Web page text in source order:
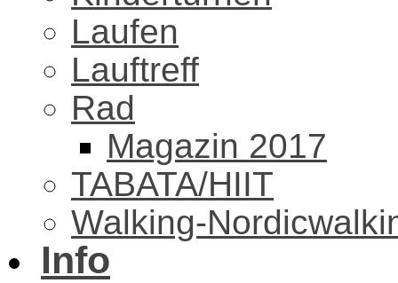
Laufen
Lauftreff
Rad
Magazin 2017
TABATA/HIIT
Walking-
Info